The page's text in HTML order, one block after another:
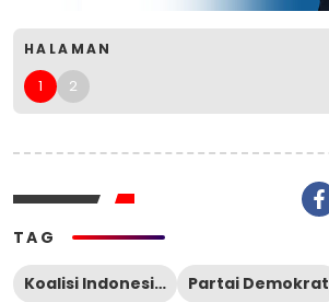
HALAMAN
1 2
TAG
Koalisi Indonesia Maju
Partai Demokrat